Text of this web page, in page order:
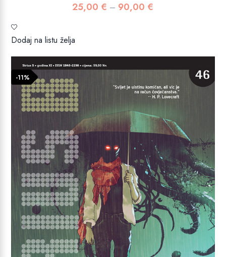
25,00 € – 90,00 €Raspon
do
90,00 €
Dodaj na listu želja
-11%